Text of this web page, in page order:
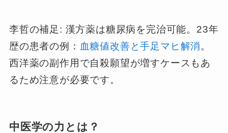
李哲の補足: 漢方薬は糖尿病を完治可能。23年
歴の患者の例： 血糖値改善と手足マヒ解消。
西洋薬の副作用で自殺願望が増すケースもあ
るため注意が必要です。
中医学の力とは？